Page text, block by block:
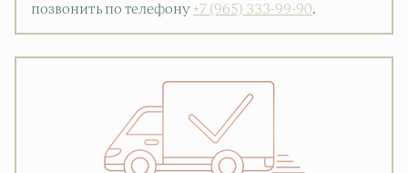
позвонить по телефону +7 (965) 333-99-90.